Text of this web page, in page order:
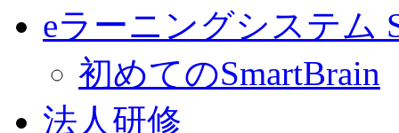
eラーニングシステム
初めてのSmartBrain
法人研修